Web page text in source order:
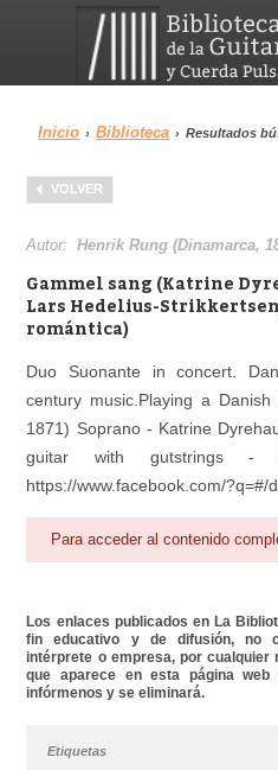
Menu
Biblioteca
Área personal
Inicio › Biblioteca › Resultados
VOLVER
Autor:Henrik Rung (Dinamarca,
Gammel sang (Katrine
Lars Hedelius-
romántica)
Duo Suonante in concert.
century music.Playing a
1871) Soprano - Katrine
guitar with gutstrings -
https://www.facebook.com/?q=#/
Para acceder al contenido
Los enlaces publicados en La
fin educativo y de difusión, no
intérprete o empresa, por cualquier
que aparece en esta página
infórmenos y se eliminará.
Etiquetas